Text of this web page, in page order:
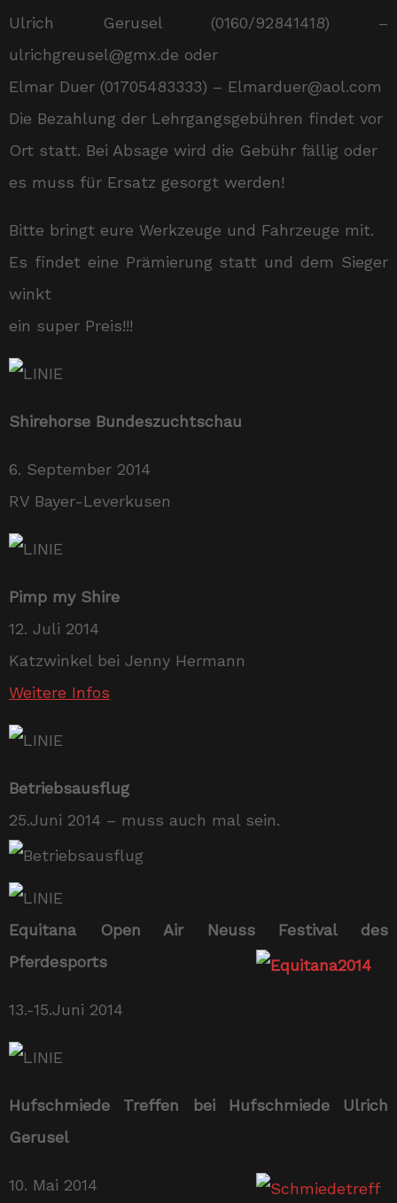
Ulrich Gerusel (0160/92841418) –
ulrichgreusel@gmx.de oder
Elmar Duer (01705483333) – Elmarduer@aol.com
Die Bezahlung der Lehrgangsgebühren findet vor
Ort statt. Bei Absage wird die Gebühr fällig oder
es muss für Ersatz gesorgt werden!
Bitte bringt eure Werkzeuge und Fahrzeuge mit.
Es findet eine Prämierung statt und dem Sieger
winkt
ein super Preis!!!
Shirehorse Bundeszuchtschau
6. September 2014
RV Bayer-Leverkusen
Pimp my Shire
12. Juli 2014
Katzwinkel bei Jenny Hermann
Weitere Infos
Betriebsausflug
25.Juni 2014 – muss auch mal sein.
Equitana Open Air Neuss Festival des
Pferdesports
13.-15.Juni 2014
Hufschmiede Treffen bei Hufschmiede Ulrich
Gerusel
10. Mai 2014